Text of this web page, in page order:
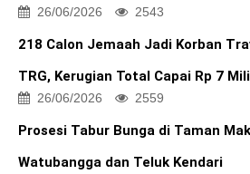
26/06/2026 2543
218 Calon Jemaah Jadi Korban
TRG, Kerugian Total Capai Rp 7
26/06/2026 2559
Prosesi Tabur Bunga di Taman
Watubangga dan Teluk Kendari